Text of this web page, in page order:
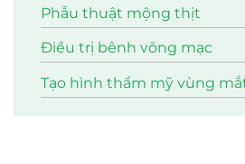
Phẫu thuật mộng thịt
Điều trị bênh võng mạc
Tạo hình thẩm mỹ vùng